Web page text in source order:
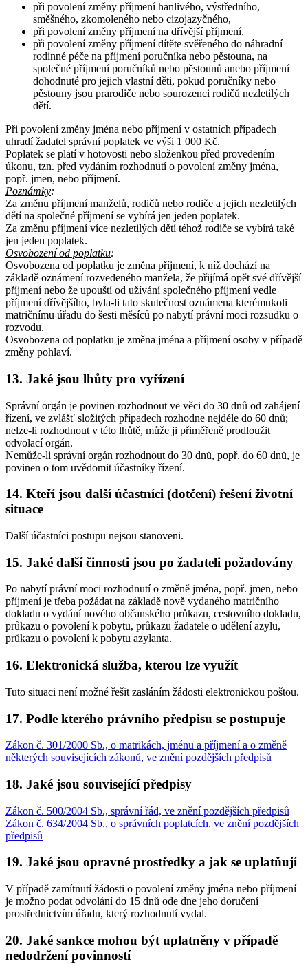
při povolení změny příjmení hanlivého, výstředního,
směšného, zkomoleného nebo cizojazyčného,
při povolení změny příjmení na dřívější příjmení,
při povolení změny příjmení dítěte svěřeného do náhradní
rodinné péče na příjmení poručníka nebo pěstouna, na
společné příjmení poručníků nebo pěstounů anebo příjmení
dohodnuté pro jejich vlastní děti, pokud poručníky nebo
pěstouny jsou prarodiče nebo sourozenci rodičů nezletilých
dětí.
Při povolení změny jména nebo příjmení v ostatních případech
uhradí žadatel správní poplatek ve výši 1 000 Kč.
Poplatek se platí v hotovosti nebo složenkou před provedením
úkonu, tzn. před vydáním rozhodnutí o povolení změny jména,
popř. jmen, nebo příjmení.
Poznámky:
Za změnu příjmení manželů, rodičů nebo rodiče a jejich nezletilých
dětí na společné příjmení se vybírá jen jeden poplatek.
Za změnu příjmení více nezletilých dětí téhož rodiče se vybírá také
jen jeden poplatek.
Osvobození od poplatku:
Osvobozena od poplatku je změna příjmení, k níž dochází na
základě oznámení rozvedeného manžela, že přijímá opět své dřívější
příjmení nebo že upouští od užívání společného příjmení vedle
příjmení dřívějšího, byla-li tato skutečnost oznámena kterémukoli
matričnímu úřadu do šesti měsíců po nabytí právní moci rozsudku o
rozvodu.
Osvobozena od poplatku je změna jména a příjmení osoby v případě
změny pohlaví.
13. Jaké jsou lhůty pro vyřízení
Správní orgán je povinen rozhodnout ve věci do 30 dnů od zahájení
řízení, ve zvlášť složitých případech rozhodne nejdéle do 60 dnů;
nelze-li rozhodnout v této lhůtě, může ji přiměřeně prodloužit
odvolací orgán.
Nemůže-li správní orgán rozhodnout do 30 dnů, popř. do 60 dnů, je
povinen o tom uvědomit účastníky řízení.
14. Kteří jsou další účastníci (dotčení) řešení životní
situace
Další účastníci postupu nejsou stanoveni.
15. Jaké další činnosti jsou po žadateli požadovány
Po nabytí právní moci rozhodnutí o změně jména, popř. jmen, nebo
příjmení je třeba požádat na základě nově vydaného matričního
dokladu o vydání nového občanského průkazu, cestovního dokladu,
průkazu o povolení k pobytu, průkazu žadatele o udělení azylu,
průkazu o povolení k pobytu azylanta.
16. Elektronická služba, kterou lze využít
Tuto situaci není možné řešit zasláním žádosti elektronickou poštou.
17. Podle kterého právního předpisu se postupuje
Zákon č. 301/2000 Sb., o matrikách, jménu a příjmení a o změně
některých souvisejících zákonů, ve znění pozdějších předpisů
18. Jaké jsou související předpisy
Zákon č. 500/2004 Sb., správní řád, ve znění pozdějších předpisů
Zákon č. 634/2004 Sb., o správních poplatcích, ve znění pozdějších
předpisů
19. Jaké jsou opravné prostředky a jak se uplatňují
V případě zamítnutí žádosti o povolení změny jména nebo příjmení
je možno podat odvolání do 15 dnů ode dne jeho doručení
prostřednictvím úřadu, který rozhodnutí vydal.
20. Jaké sankce mohou být uplatněny v případě
nedodržení povinností